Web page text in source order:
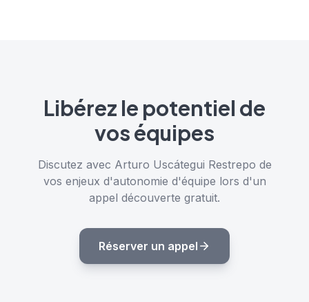
Libérez le potentiel de
vos équipes
Discutez avec Arturo Uscátegui Restrepo de
vos enjeux d'autonomie d'équipe lors d'un
appel découverte gratuit.
Réserver un appel